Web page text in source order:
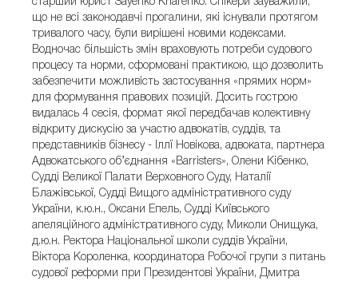
що не всі законодавчі прогалини, які існували протягом
тривалого часу, були вирішені новими кодексами.
Водночас більшість змін враховують потреби судового
процесу та норми, сформовані практикою, що дозволить
забезпечити можливість застосування «прямих норм»
для формування правових позицій. Досить гострою
видалась 4 сесія, формат якої передбачав колективну
відкриту дискусію за участю адвокатів, суддів, та
представників бізнесу - Іллї Новікова, адвоката, партнера
Адвокатського об’єднання «Barristers», Олени Кібенко,
Судді Великої Палати Верховного Суду, Наталії
Блажівської, Судді Вищого адміністративного суду
України, к.ю.н., Оксани Епель, Судді Київського
апеляційного адміністративного суду, Миколи Онищука,
д.ю.н. Ректора Національної школи суддів України,
Віктора Короленка, координатора Робочої групи з питань
судової реформи при Президентові України, Дмитра